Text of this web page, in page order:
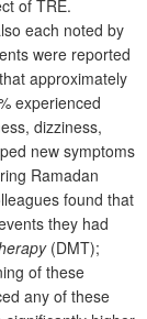
of TRE.
each noted by
were reported
approximately
experienced
dizziness,
new symptoms
Ramadan
found that
they had
(DMT);
of these
any of these